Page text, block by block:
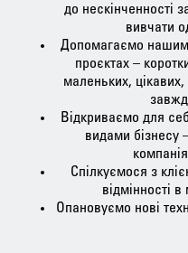
до
вивчати
Допомагаємо нашим
проєктах –
маленьких,
Відкриваємо для
видами бізнесу
Спілкуємося з
відмінності в
Опановуємо нові